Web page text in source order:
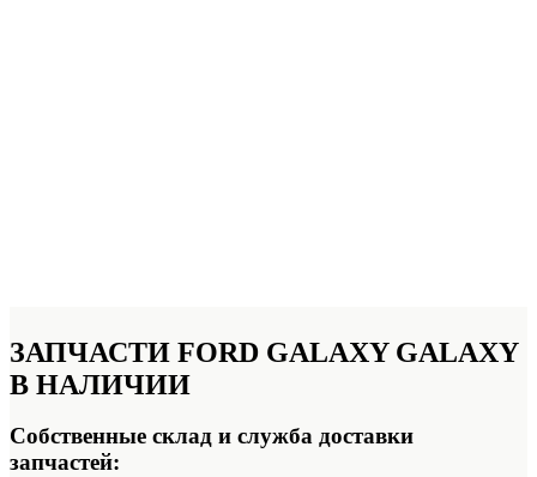
ЗАПЧАСТИ FORD GALAXY GALAXY
В НАЛИЧИИ
Собственные склад и служба доставки
запчастей: